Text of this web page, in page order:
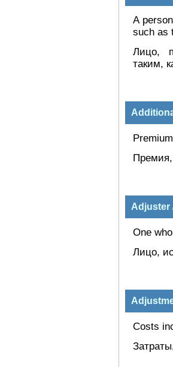
A
such as
Лицо,
таким,
Премия,
Adjuster
One
Лицо,
Costs